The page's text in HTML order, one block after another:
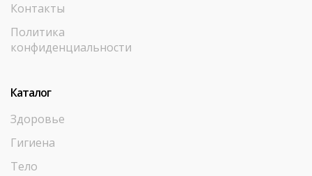
Контакты
Политика
конфиденциальности
Каталог
Здоровье
Гигиена
Тело